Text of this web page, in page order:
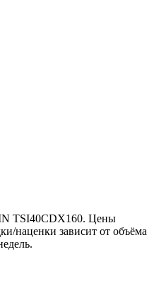
TSI40CDX160. Цены
наценки зависит от объёма